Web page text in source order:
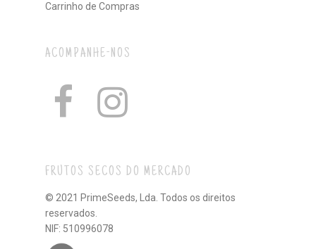
Carrinho de Compras
ACOMPANHE-NOS
FRUTOS SECOS DO MERCADO
© 2021 PrimeSeeds, Lda. Todos os direitos
reservados.
NIF: 510996078